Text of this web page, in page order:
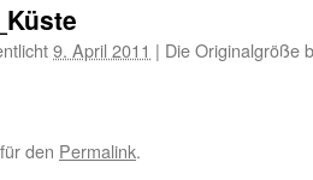
9. April 2011 | Die Originalgröße
den Permalink.